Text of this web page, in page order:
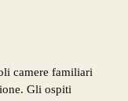
camere familiari
Gli ospiti